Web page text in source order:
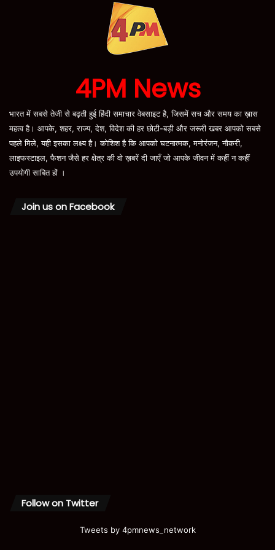
4PM News
भारत में सबसे तेजी से बढ़ती हुई हिंदी समाचार वेबसाइट है, जिसमें सच और समय का ख़ास
महत्व है। आपके, शहर, राज्य, देश, विदेश की हर छोटी-बड़ी और जरूरी खबर आपको सबसे
पहले मिले, यही इसका लक्ष्य है। कोशिश है कि आपको घटनात्मक, मनोरंजन, नौकरी,
लाइफस्टाइल, फैशन जैसे हर क्षेत्र की वो ख़बरें दी जाएँ जो आपके जीवन में कहीं न कहीं
उपयोगी साबित हों ।
Join us on Facebook
Follow on Twitter
Tweets by 4pmnews_network